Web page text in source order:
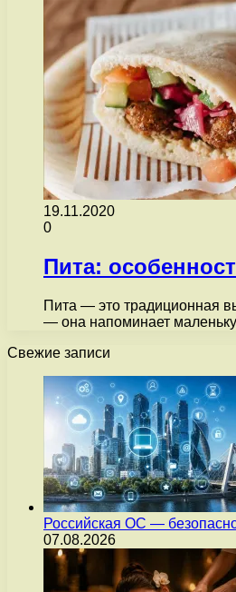
19.11.2020
0
Пита:
Пита — это традиционная
— она напоминает
Свежие записи
Российская ОС —
07.08.2026